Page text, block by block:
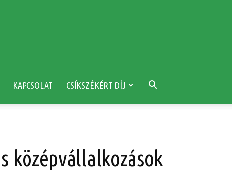
KAPCSOLAT CSÍKSZÉKÉRT DÍJ
középvállalkozások